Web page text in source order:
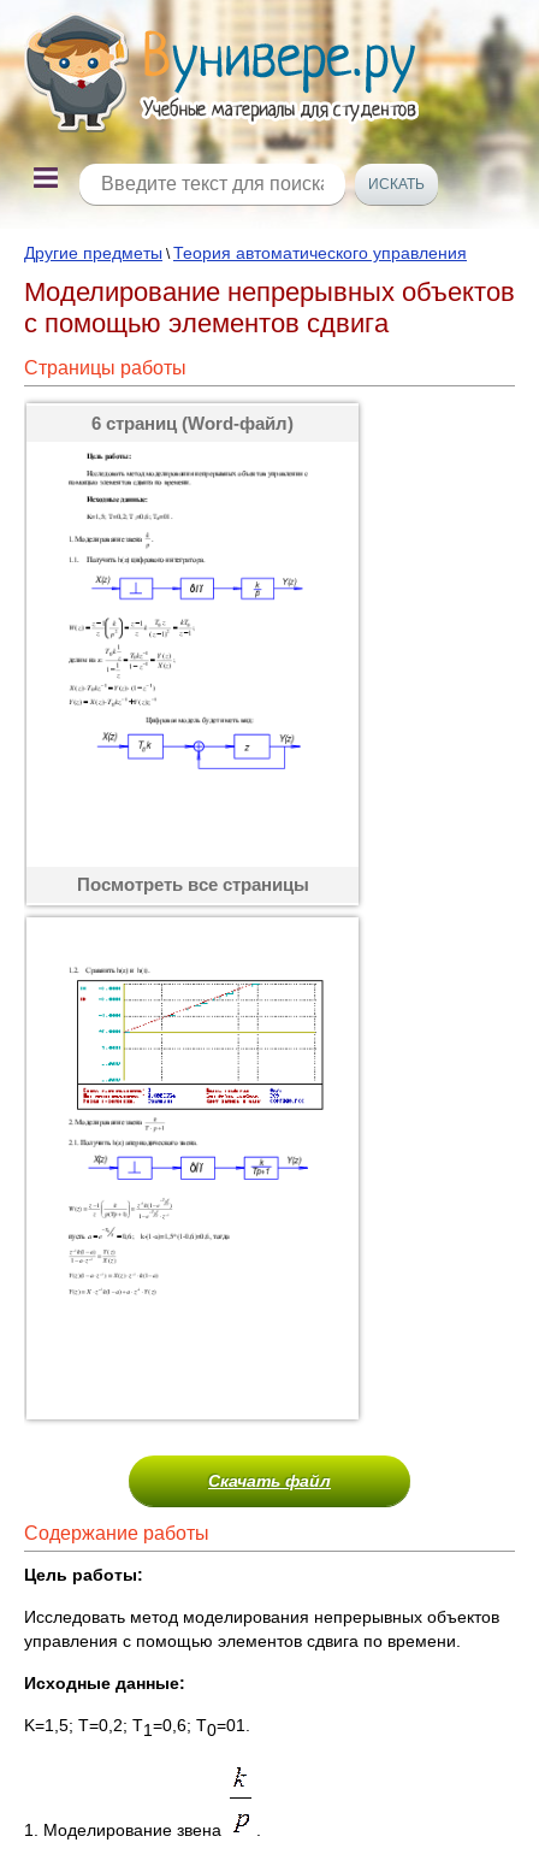
Другие предметы \Теория автоматического управления
Моделирование непрерывных объектов
с помощью элементов сдвига
Страницы работы
6 страниц (Word-файл)
Посмотреть все страницы
Скачать файл
Содержание работы
Цель работы:
Исследовать метод моделирования непрерывных объектов
управления с помощью элементов сдвига по времени.
Исходные данные:
K=1,5; T=0,2; T1=0,6; T0=01.
1. Моделирование звена